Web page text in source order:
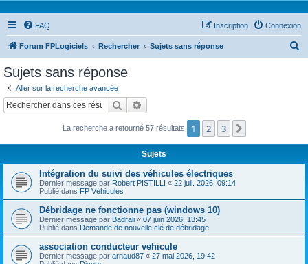
FAQ Connexion
Inscription
Forum FPLogiciels Rechercher Sujets sans réponse
c
Sujets sans réponse
Aller sur la recherche avancée
Rechercher
La recherche a retourné 57 résultats 1 2 3
Sujets
Intégration du suivi des véhicules électriques
Dernier message par Robert PISTILLI « 22 juil. 2026, 09:14
Publié dans FP Véhicules
Débridage ne fonctionne pas (windows 10)
Dernier message par Badrali « 07 juin 2026, 13:45
Publié dans Demande de nouvelle clé de débridage
association conducteur vehicule
Dernier message par arnaud87 « 27 mai 2026, 19:42